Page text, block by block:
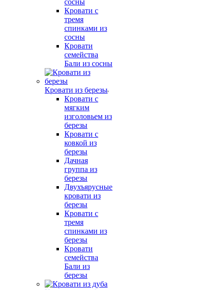
сосны
Кровати с
тремя
спинками из
сосны
Кровати
семейства
Бали из сосны
Кровати из березы
Кровати с
мягким
изголовьем из
березы
Кровати с
ковкой из
березы
Дачная
группа из
березы
Двухъярусные
кровати из
березы
Кровати с
тремя
спинками из
березы
Кровати
семейства
Бали из
березы